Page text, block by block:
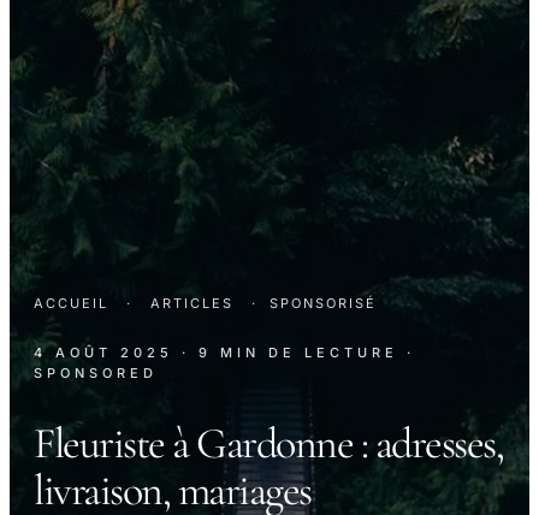
ACCUEIL · ARTICLES · SPONSORISÉ
4 AOÛT 2025 · 9 MIN DE LECTURE
·
SPONSORED
Fleuriste à Gardonne : adresses,
livraison, mariages